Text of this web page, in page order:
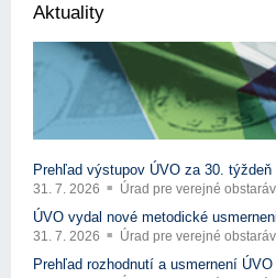
Aktuality
Prehľad výstupov ÚVO za 30. týždeň
31. 7. 2026 Úrad pre verejné
ÚVO vydal nové metodické
31. 7. 2026 Úrad pre verejné
Prehľad rozhodnutí a usmernení